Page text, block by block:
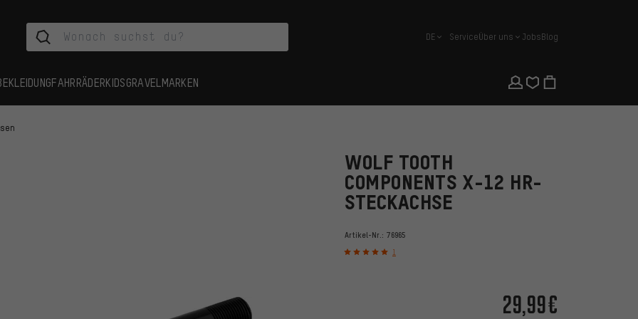
Deutsch
DE ServiceÜber uns JobsBlog
FAHRRÄDERKIDSGRAVEL MARKEN
WOLF TOOTH
COMPONENTS X-12 HR-
STECKACHSE
Artikel-Nr.: 76965
1
29,99€